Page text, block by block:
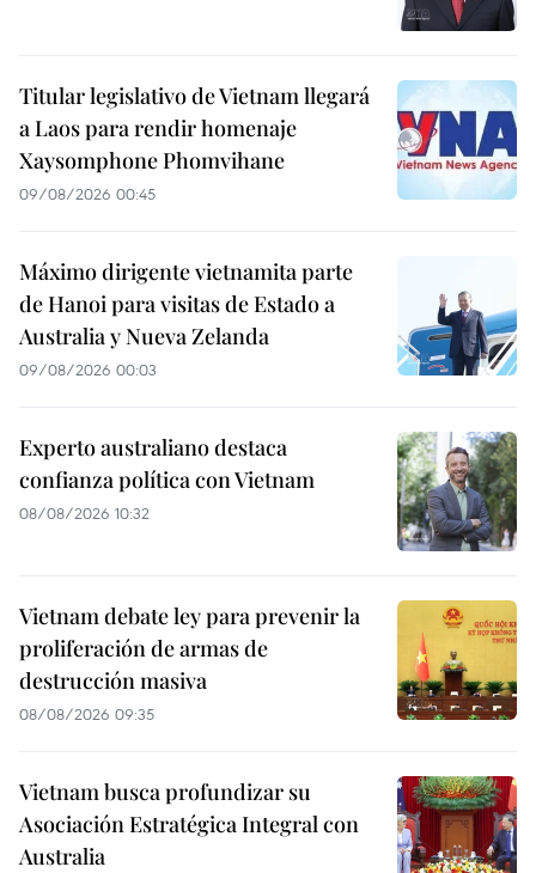
Titular legislativo de Vietnam llegará
a Laos para rendir homenaje
Xaysomphone Phomvihane
09/08/2026 00:45
Máximo dirigente vietnamita parte
de Hanoi para visitas de Estado a
Australia y Nueva Zelanda
09/08/2026 00:03
Experto australiano destaca
confianza política con Vietnam
08/08/2026 10:32
Vietnam debate ley para prevenir la
proliferación de armas de
destrucción masiva
08/08/2026 09:35
Vietnam busca profundizar su
Asociación Estratégica Integral con
Australia